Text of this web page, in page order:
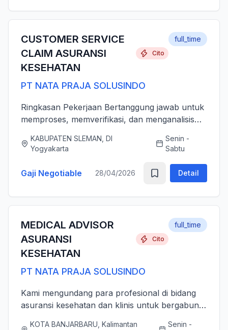
CUSTOMER SERVICE
CLAIM ASURANSI
KESEHATAN
Cito
PT NATA PRAJA SOLUSINDO
full_time
Ringkasan Pekerjaan Bertanggung jawab untuk
memproses, memverifikasi, dan menganalisis
dan rawat jalan) secara akurat, tepat waktu,
serta sesuai dengan ...
KABUPATEN SLEMAN, DI
Yogyakarta
Senin -
Sabtu
Gaji Negotiable 28/04/2026 Detail
MEDICAL ADVISOR
ASURANSI
KESEHATAN
Cito
PT NATA PRAJA SOLUSINDO
full_time
Kami mengundang para profesional di bidang
asuransi kesehatan dan klinis untuk bergabung
KOTA BANJARBARU, Kalimantan
Senin -